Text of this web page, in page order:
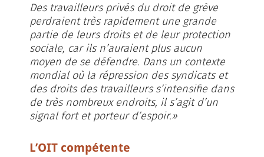
Des travailleurs privés du droit de grève
perdraient très rapidement une grande
partie de leurs droits et de leur protection
sociale, car ils n’auraient plus aucun
moyen de se défendre. Dans un contexte
mondial où la répression des syndicats et
des droits des travailleurs s’intensifie dans
de très nombreux endroits, il s’agit d’un
signal fort et porteur d’espoir.»
L’OIT compétente